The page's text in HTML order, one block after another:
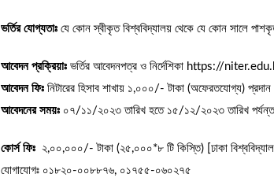
ভর্তির যোগ্যতাঃযে কোন স্বীকৃত বিশ্ববিদ্যালয় থেকে যে কোন সালে
আবেদন প্রক্রিয়াঃভর্তির আবেদনপত্র ও নির্দেশিকা https://
আবেদন ফিঃনিটারের হিসাব শাখায় ১,০০০/- টাকা (অফেরতযোগ্য) প্রদান
আবেদনের সময়ঃ০৭/১১/২০২৩ তারিখ হতে ১৫/১২/২০২৩ তারিখ পর্যন্ত
কোর্স ফিঃ ২,০০,০০০/- টাকা (২৫,০০০*৮ টি কিস্তি) [ঢাকা
যোগাযোগঃ ০১৮২০-০০৮৮৭৬, ০১৭৫৫-০৬০২৭৫